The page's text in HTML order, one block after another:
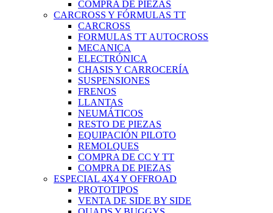
COMPRA DE PIEZAS
CARCROSS Y FÓRMULAS TT
CARCROSS
FORMULAS TT AUTOCROSS
MECANICA
ELECTRÓNICA
CHASIS Y CARROCERÍA
SUSPENSIONES
FRENOS
LLANTAS
NEUMÁTICOS
RESTO DE PIEZAS
EQUIPACIÓN PILOTO
REMOLQUES
COMPRA DE CC Y TT
COMPRA DE PIEZAS
ESPECIAL 4X4 Y OFFROAD
PROTOTIPOS
VENTA DE SIDE BY SIDE